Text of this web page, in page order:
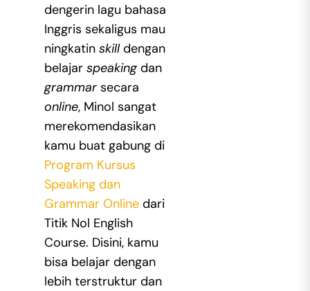
dengerin lagu bahasa
Inggris sekaligus mau
ningkatin skilldengan
belajar speakingdan
grammarsecara
online, Minol sangat
merekomendasikan
kamu buat gabung di
Program Kursus
Speaking dan
Grammar Onlinedari
Titik Nol English
Course. Disini, kamu
bisa belajar dengan
lebih terstruktur dan